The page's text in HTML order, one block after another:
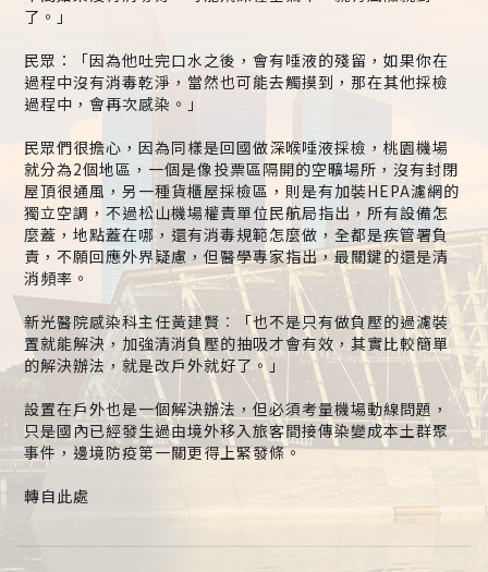
了。」
民眾：「因為他吐完口水之後，會有唾液的殘留，如果你在
過程中沒有消毒乾淨，當然也可能去觸摸到，那在其他採檢
過程中，會再次感染。」
民眾們很擔心，因為同樣是回國做深喉唾液採檢，桃園機場
就分為2個地區，一個是像投票區隔開的空曠場所，沒有封閉
屋頂很通風，另一種貨櫃屋採檢區，則是有加裝HEPA濾網的
獨立空調，不過松山機場權責單位民航局指出，所有設備怎
麼蓋，地點蓋在哪，還有消毒規範怎麼做，全都是疾管署負
責，不願回應外界疑慮，但醫學專家指出，最關鍵的還是清
消頻率。
新光醫院感染科主任黃建賢︰「也不是只有做負壓的過濾裝
置就能解決，加強清消負壓的抽吸才會有效，其實比較簡單
的解決辦法，就是改戶外就好了。」
設置在戶外也是一個解決辦法，但必須考量機場動線問題，
只是國內已經發生過由境外移入旅客間接傳染變成本土群聚
事件，邊境防疫第一關更得上緊發條。
轉自此處